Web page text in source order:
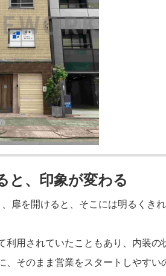
と、印象が変わる
扉を開けると、そこには明るくき
利用されていたこともあり、内装の
、そのまま営業をスタートしやすい